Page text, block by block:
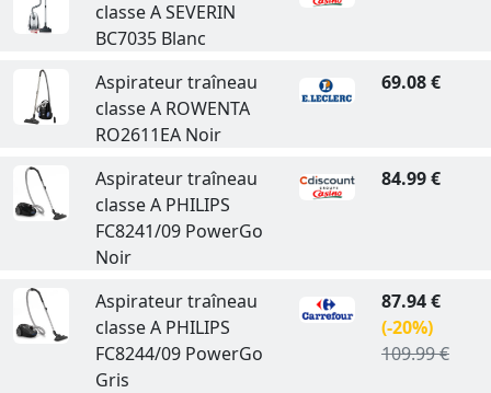
classe A SEVERIN
BC7035 Blanc
Aspirateur traîneau
classe A ROWENTA
RO2611EA Noir
69.08 €
Aspirateur traîneau
classe A PHILIPS
FC8241/09 PowerGo
Noir
84.99 €
Aspirateur traîneau
classe A PHILIPS
FC8244/09 PowerGo
Gris
87.94 €
(-20%)
109.99 €